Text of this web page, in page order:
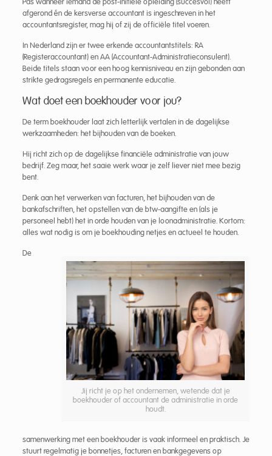
afgerond én de kersverse accountant is ingeschreven in het
accountantsregister, mag hij of zij de officiële titel voeren.
In Nederland zijn er twee erkende accountantstitels: RA
(Registeraccountant) en AA (Accountant-Administratieconsulent).
Beide titels staan voor een hoog kennisniveau en zijn gebonden aan
strikte gedragsregels en permanente educatie.
Wat doet een boekhouder voor jou?
De term boekhouder laat zich letterlijk vertalen in de dagelijkse
werkzaamheden: het bijhouden van de boeken.
Hij richt zich op de dagelijkse financiële administratie van jouw
bedrijf. Zeg maar, het saaie werk waar je zelf liever niet mee bezig
bent.
Denk aan het verwerken van facturen, het bijhouden van de
bankafschriften, het opstellen van de btw-aangifte en (als je
personeel hebt) het in orde houden van je loonadministratie. Kortom:
alles wat nodig is om je boekhouding netjes en actueel te houden.
Jij richt je op het ondernemen, wetende dat je
boekhouder of accountant de administratie in orde
houdt.
De
samenwerking met een boekhouder is vaak informeel en praktisch. Je
stuurt regelmatig je bonnetjes, facturen en bankgegevens op